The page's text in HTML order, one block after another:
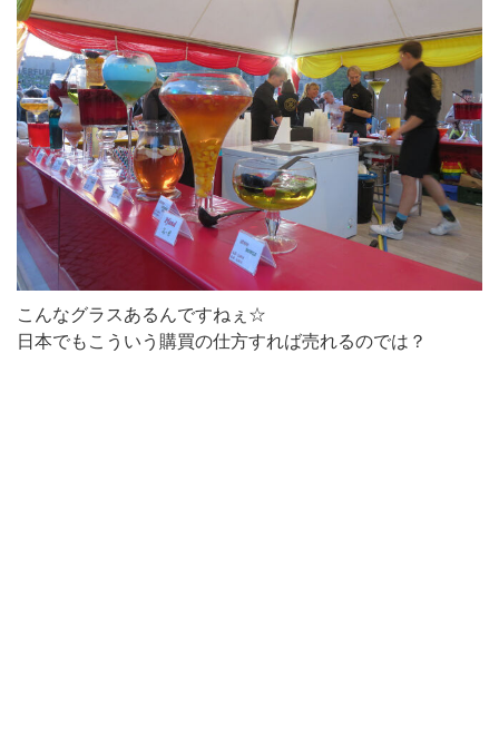
こんなグラスあるんですねぇ☆
日本でもこういう購買の仕方すれば売れるのでは？